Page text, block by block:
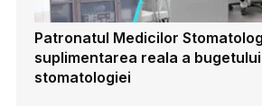
Patronatul Medicilor
suplimentarea reala a
stomatologiei